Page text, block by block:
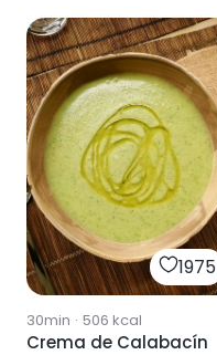
1975
30min · 506 kcal
Crema de Calabacín